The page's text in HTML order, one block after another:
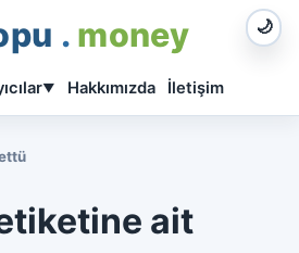
. money 🌙
▼ Hakkımızda İletişim
ait